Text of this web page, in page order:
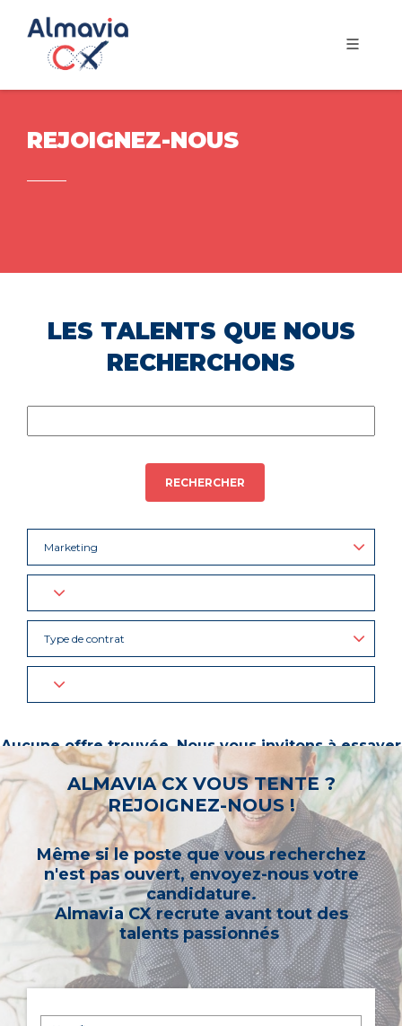
REJOIGNEZ-NOUS
LES TALENTS QUE NOUS
RECHERCHONS
RECHERCHER
Marketing
Type de contrat
Aucune offre trouvée. Nous vous invitons à essayer
d’autres mots-clés ou à sélectionner un « métier ».
ALMAVIA CX VOUS TENTE ?
REJOIGNEZ-NOUS !
Même si le poste que vous recherchez
n'est pas ouvert, envoyez-nous votre
candidature.
Almavia CX recrute avant tout des
talents passionnés